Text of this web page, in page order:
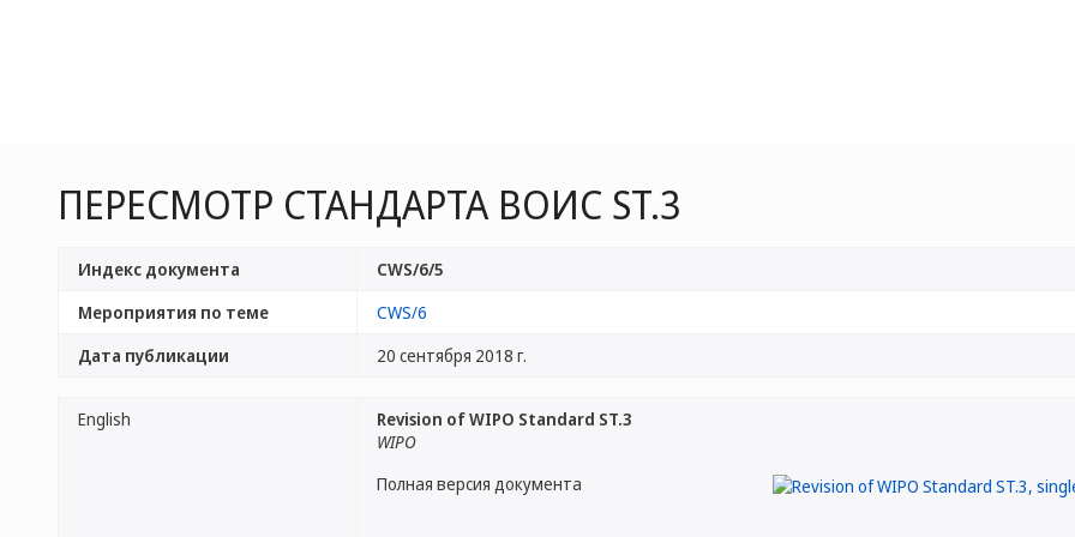
ПЕРЕСМОТР СТАНДАРТА ВОИС ST.3
Индекс документа
CWS/6/5
Мероприятия по теме
CWS/6
Дата публикации
20 сентября 2018 г.
English
Revision of WIPO Standard ST.3
WIPO
Полная версия документа